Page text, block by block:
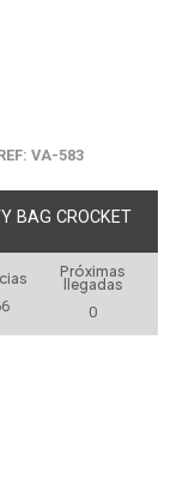
VA-583
BAG CROCKET
Próximas
llegadas
0